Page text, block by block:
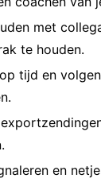
met
te houden.
tijd en
en